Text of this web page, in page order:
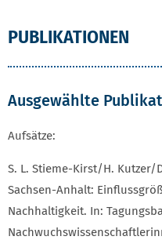
PUBLIKATIONEN
Ausgewählte
Aufsätze:
S. L. Stieme-Kirst/H. Kutzer/
Sachsen-Anhalt:
Nachhaltigkeit. In: